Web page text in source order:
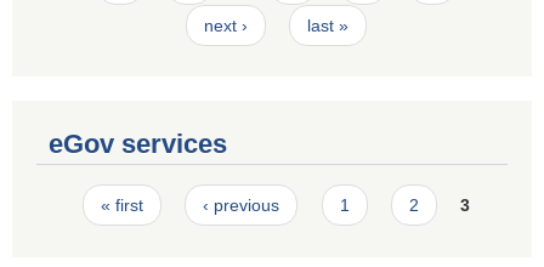
next › last »
eGov services
Pages
« first ‹ previous 1 2 3